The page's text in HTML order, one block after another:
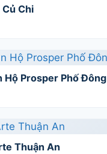
Chi
Hộ Prosper Phố Đông
Thuận An